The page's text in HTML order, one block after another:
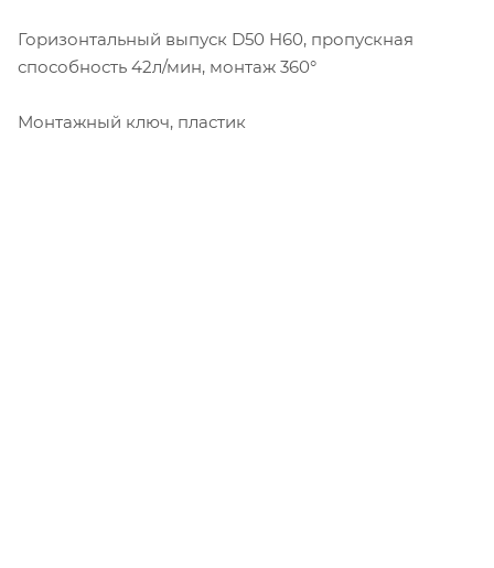
Горизонтальный выпуск D50 H60, пропускная
способность 42л/мин, монтаж 360°
Монтажный ключ, пластик